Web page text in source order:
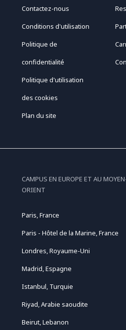
Contactez-nous
Conditions d'utilisation
Politique de
confidentialité
Politique d'utilisation
des cookies
Plan du site
CAMPUS EN EUROPE ET AU
ORIENT
Paris, France
Paris - Hôtel de la Marine, France
Londres, Royaume-Uni
Madrid, Espagne
Istanbul, Turquie
Riyad, Arabie saoudite
Beirut, Lebanon